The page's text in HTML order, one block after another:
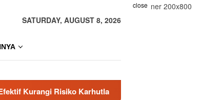
close
SATURDAY, AUGUST 8, 2026
Risiko Karhutla Era Baru KBPP Polri Dimulai,